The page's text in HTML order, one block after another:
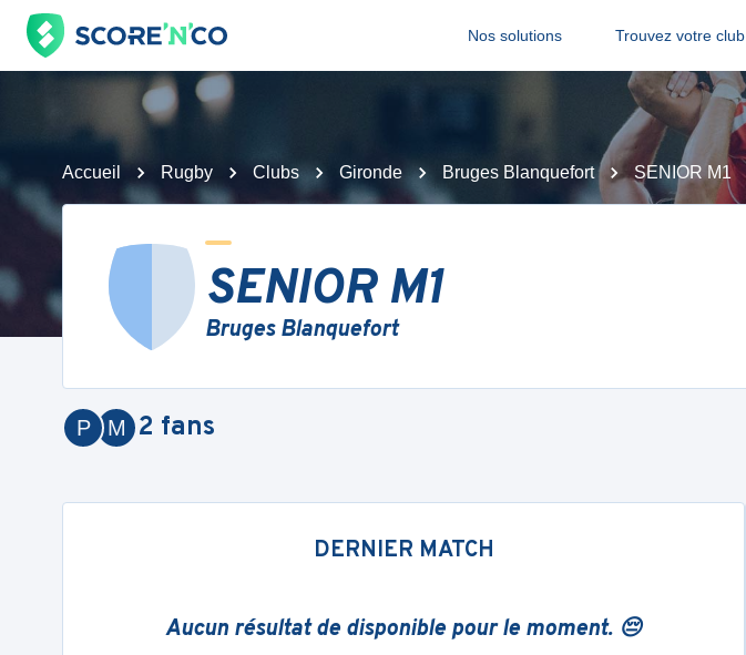
Nos solutions Trouvez votre club
Accueil Rugby Clubs Gironde Bruges Blanquefort SENIOR M1
SENIOR M1
Bruges Blanquefort
M
P 2 fans
DERNIER MATCH
Aucun résultat de disponible pour le moment. 😔